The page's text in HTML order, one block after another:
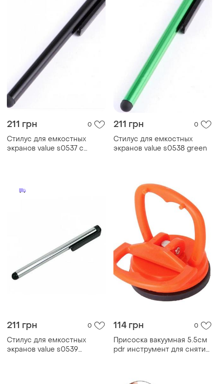
211 грн 0
Стилус для емкостных
экранов value s0537 с
211 грн 0
Стилус для емкостных
экранов value s0538 green
211 грн 0
Стилус для емкостных
экранов value s0539
114 грн 0
Присоска вакуумная 5.5см
pdr инструмент для снятия